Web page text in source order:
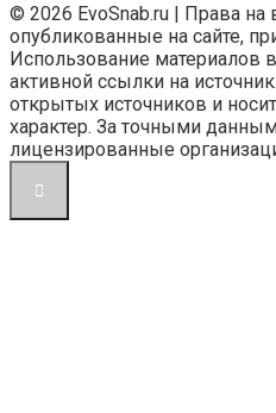
© 2026 EvoSnab.ru | Права на
опубликованные на сайте,
Использование материалов
активной ссылки на
открытых источников и
характер. За точными
лицензированные